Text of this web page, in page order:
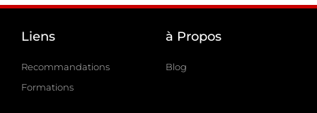
Liens
Recommandations
Formations
à Propos
Blog